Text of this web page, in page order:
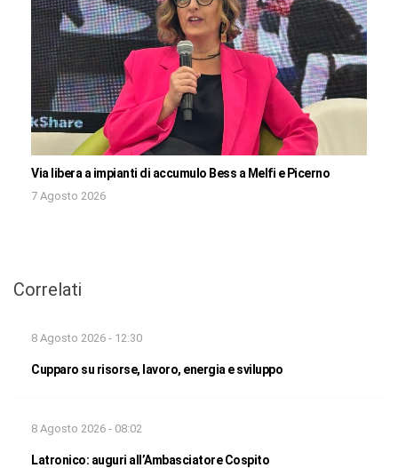
Via libera a impianti di accumulo Bess a Melfi e Picerno
7 Agosto 2026
Correlati
8 Agosto 2026 - 12:30
Cupparo su risorse, lavoro, energia e sviluppo
8 Agosto 2026 - 08:02
Latronico: auguri all’Ambasciatore Cospito